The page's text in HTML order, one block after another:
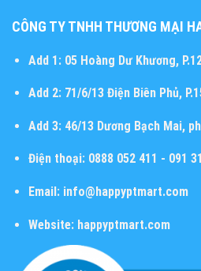
CÔNG TY TNHH THƯƠNG MẠI
Add 1:05 Hoàng Dư Khương,
Add 2:71/6/13 Điện Biên Phủ,
Add 3:46/13 Dương Bạch Mai,
Điện thoại:0888 052 411 - 091
Email:info@happyptmart.com
Website: happyptmart.com